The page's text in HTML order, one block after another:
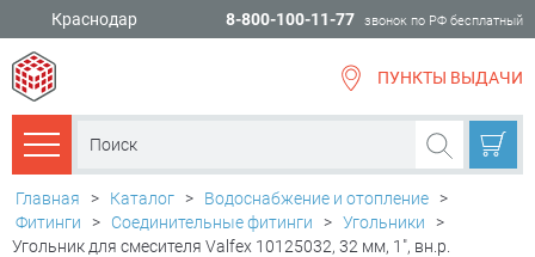
Краснодар 8-800-100-11-77 звонок по РФ бесплатный
ПУНКТЫ ВЫДАЧИ
Каталог товаров
Главная > Каталог > Водоснабжение и отопление >
Фитинги
> Соединительные фитинги > Угольники
>
Угольник для смесителя Valfex 10125032, 32 мм, 1", вн.р.